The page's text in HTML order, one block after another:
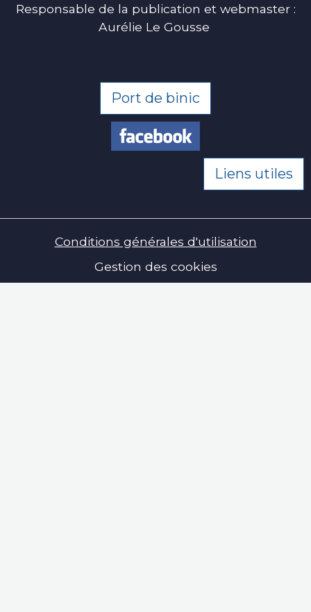
Responsable de la publication et webmaster :
Aurélie Le Gousse
Port de binic
Liens utiles
Conditions générales d'utilisation
Gestion des cookies